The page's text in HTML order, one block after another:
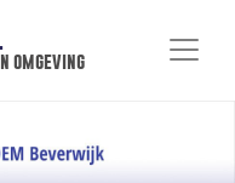
omgeving